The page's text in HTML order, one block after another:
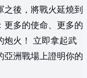
後，將戰火延燒到
更多的使命、更多的
炮火！ 立即拿起武
亞洲戰場上證明你的